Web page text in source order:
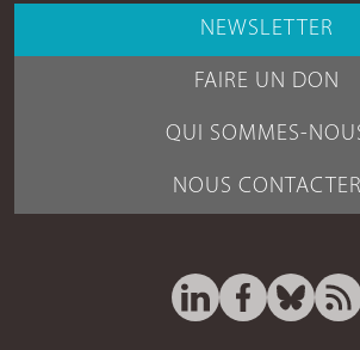
NEWSLETTER
FAIRE UN DON
QUI SOMMES-
NOUS CONTACTER